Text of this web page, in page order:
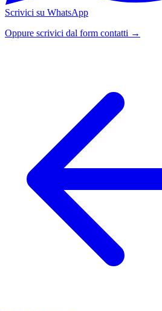
Scrivici su WhatsApp
Oppure scrivici dal form contatti →